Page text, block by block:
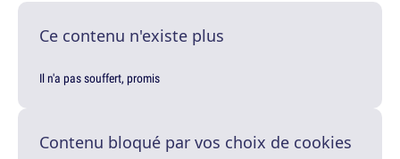
Ce contenu n'existe plus
Il n'a pas souffert, promis
Contenu bloqué par vos choix de cookies